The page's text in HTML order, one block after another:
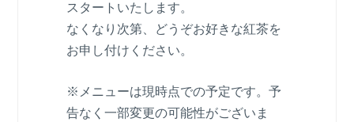
スタートいたします。
なくなり次第、どうぞお好きな紅茶を
お申し付けください。
※メニューは現時点での予定です。予
告なく一部変更の可能性がございま